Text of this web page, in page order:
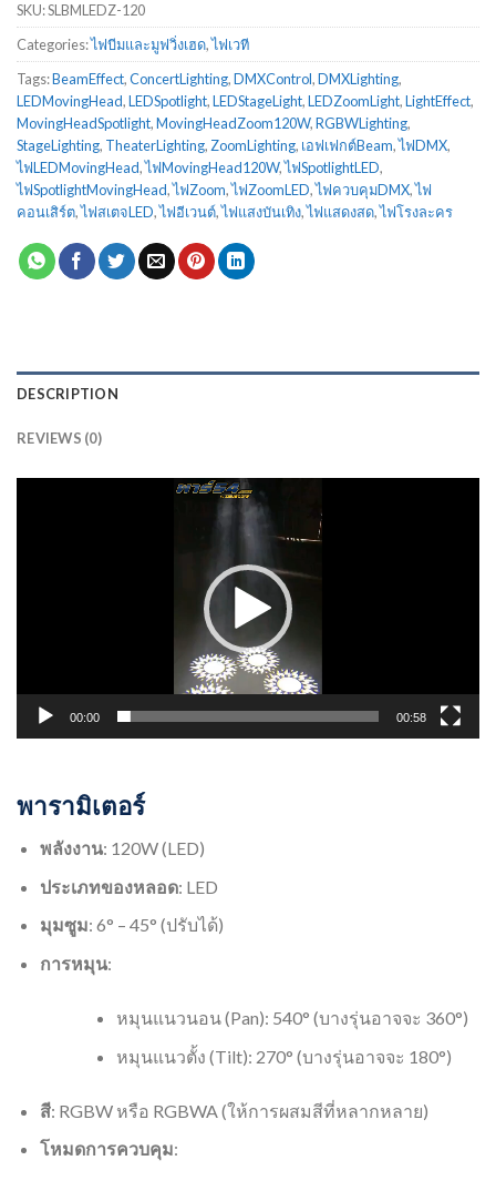
SKU:SLBMLEDZ-120
Categories:ไฟบีมและมูฟวิ่งเฮด,ไฟเวที
Tags:BeamEffect,ConcertLighting,DMXControl,DMXLighting,
LEDMovingHead,LEDSpotlight,LEDStageLight,LEDZoomLight,LightEffect,
MovingHeadSpotlight,MovingHeadZoom120W,RGBWLighting,
StageLighting, TheaterLighting, ZoomLighting, เอฟเฟกต์Beam,ไฟDMX,
ไฟLEDMovingHead,ไฟMovingHead120W,ไฟSpotlightLED,
ไฟSpotlightMovingHead,ไฟZoom,ไฟZoomLED,ไฟควบคุมDMX,ไฟ
คอนเสิร์ต,ไฟสเตจLED,ไฟอีเวนต์,ไฟแสงบันเทิง,ไฟแสดงสด,ไฟโรงละคร
DESCRIPTION
REVIEWS (0)
00:00 00:58
พารามิเตอร์
พลังงาน: 120W (LED)
ประเภทของหลอด: LED
มุมซูม: 6° – 45° (ปรับได้)
การหมุน:
หมุนแนวนอน (Pan): 540° (บางรุ่นอาจจะ 360°)
หมุนแนวตั้ง (Tilt): 270° (บางรุ่นอาจจะ 180°)
สี: RGBW หรือ RGBWA (ให้การผสมสีที่หลากหลาย)
โหมดการควบคุม: